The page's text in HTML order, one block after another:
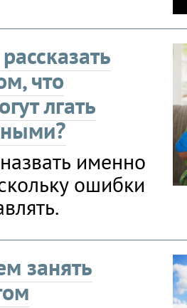
что
лгать
именно
ошибки
занять